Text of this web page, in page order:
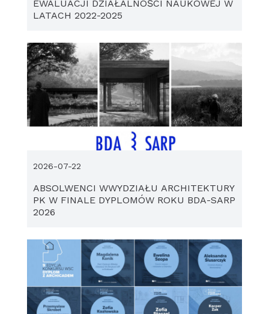
EWALUACJI DZIAŁALNOŚCI NAUKOWEJ W
LATACH 2022-2025
ABSOLWENCI WWYDZIAŁU ARCHITEKTURY
PK W FINALE DYPLOMÓW ROKU BDA-SARP
2026
2026-07-22